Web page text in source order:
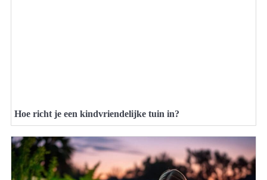
Hoe richt je een kindvriendelijke tuin in?